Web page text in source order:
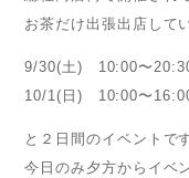
お茶だけ出張出店して
9/30(土) 10:00〜
10/1(日) 10:00〜
と２日間のイベントで
今日のみ夕方からイベ